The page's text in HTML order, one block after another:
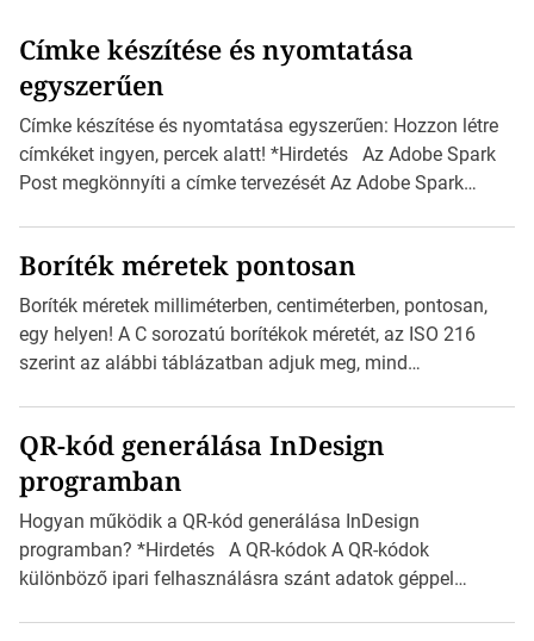
Címke készítése és nyomtatása
egyszerűen
Címke készítése és nyomtatása egyszerűen: Hozzon létre
címkéket ingyen, percek alatt! *Hirdetés Az Adobe Spark
Post megkönnyíti a címke tervezését Az Adobe Spark
igazán foroghatnak a kreatív fogaskerekek, miközben
zajlik a saját címke készítése. Hogyan készítsünk címkét?
Válasszon méretet és alakot: Válassza ki a kívánt címke
méretét. Akár néhány […]
Boríték méretek pontosan
Boríték méretek milliméterben, centiméterben, pontosan,
egy helyen! A C sorozatú borítékok méretét, az ISO 216
szerint az alábbi táblázatban adjuk meg, mind
mutatja az A4-es papírlaphoz viszonyítva. Az amerikai és
észak-amerikai boríték méretére az ISO 216 nem
vonatkozik. Boríték méretének táblázata C0-tól […]
QR-kód generálása InDesign
programban
Hogyan működik a QR-kód generálása InDesign
programban? *Hirdetés A QR-kódok A QR-kódok
különböző ipari felhasználásra szánt adatok géppel